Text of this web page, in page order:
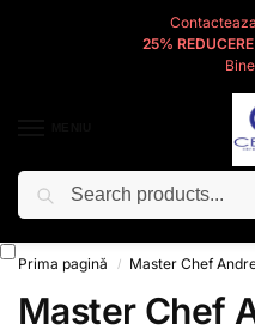
25%
Cesiro
Prima pagină / Master Chef
Master Chef